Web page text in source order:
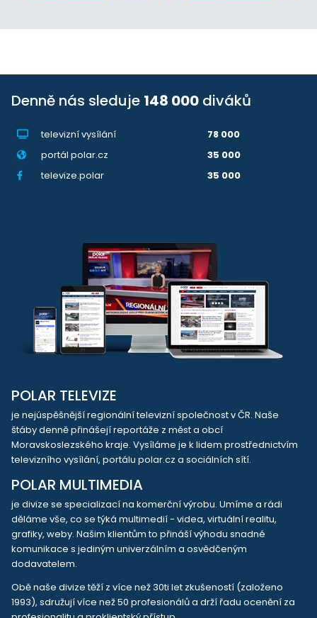
Denně nás sleduje 148 000 diváků
televizní vysílání
78 000
portál polar.cz
35 000
televize.polar
35 000
POLAR TELEVIZE
je nejúspěšnější regionální televizní společnost v ČR. Naše
štáby denně přinášejí reportáže z měst a obcí
Moravskoslezského kraje. Vysíláme je k lidem prostřednictvím
televizního vysílání, portálu polar.cz a sociálních sítí.
POLAR MULTIMEDIA
je divize se specializací na komerční výrobu. Umíme a rádi
děláme vše, co se týká multimedií - videa, virtuální realitu,
grafiky, weby. Našim klientům to přináší výhodu snadné
komunikace s jediným univerzálním a osvědčeným
dodavatelem.
Obě naše divize těží z více než 30ti let zkušeností (založeno
1993), sdružují více než 50 profesionálů a drží řadu ocenění za